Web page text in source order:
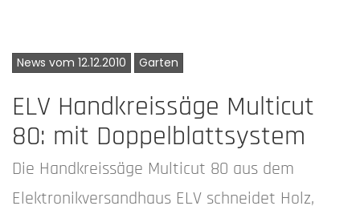
News vom 12.12.2010 Garten
ELV Handkreissäge Multicut
80: mit Doppelblattsystem
Die Handkreissäge Multicut 80 aus dem
Elektronikversandhaus ELV schneidet Holz,